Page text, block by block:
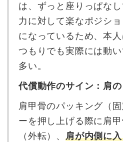
は、ずっと座りっぱな
力に対して楽なポジシ
になっているため、本
つもりでも実際には動
多い。
代償動作のサイン：肩の
肩甲骨のパッキング（
ーを押し上げる際に肩
（外転）、 肩が内側に